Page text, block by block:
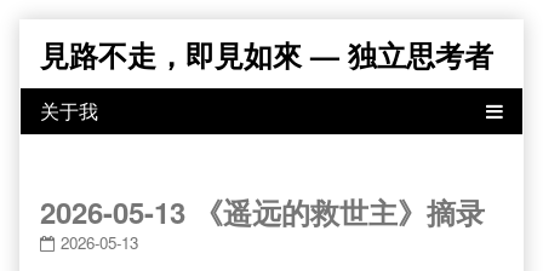
content
見路不走，即見如來 — 独立思考者
2026-05-13 《遥远的救世主》摘录
2026-05-13